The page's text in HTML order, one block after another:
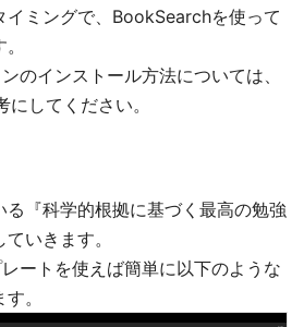
イミングで、BookSearchを使って
のインストール方法については、
してください。
『科学的根拠に基づく最高の勉強
いきます。
ートを使えば簡単に以下のような
。